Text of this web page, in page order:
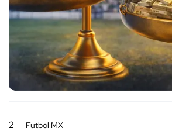
2 Futbol MX